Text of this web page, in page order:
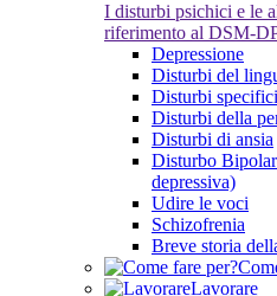
I disturbi psichici e le
riferimento al DSM-
Depressione
Disturbi del
Disturbi
Disturbi della
Disturbi di ansia
Disturbo
depressiva)
Udire le voci
Schizofrenia
Breve storia
Lavorare